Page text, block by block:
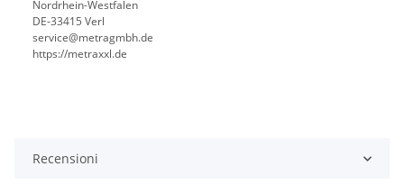
Nordrhein-Westfalen
DE-33415 Verl
service@metragmbh.de
https://metraxxl.de
Recensioni